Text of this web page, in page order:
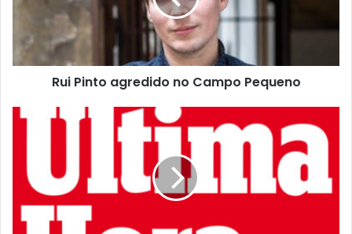
Rui Pinto agredido no Campo Pequeno